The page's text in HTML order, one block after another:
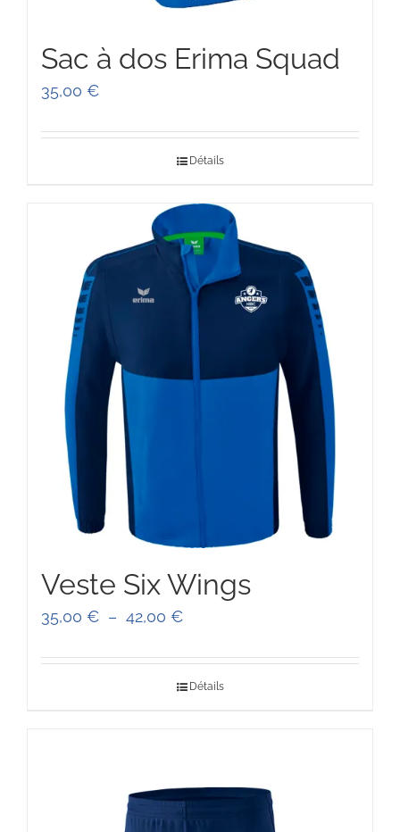
Sac à dos Erima Squad
35,00 €
Détails
Veste Six Wings
35,00 € – 42,00 €Plage
Détails